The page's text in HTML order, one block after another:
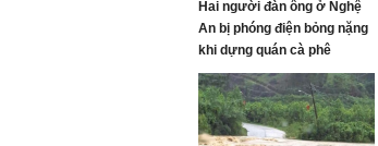
Hai người đàn ông ở Nghệ
An bị phóng điện bỏng nặng
khi dựng quán cà phê